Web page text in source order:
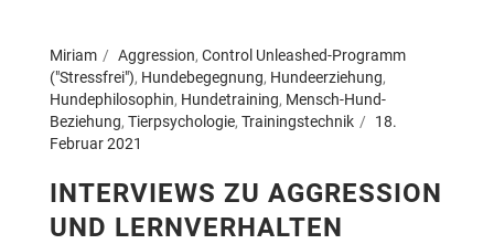
Miriam Aggression, Control Unleashed-Programm
("Stressfrei"), Hundebegegnung, Hundeerziehung,
Hundephilosophin, Hundetraining, Mensch-Hund-
Beziehung, Tierpsychologie, Trainingstechnik
18.
Februar 2021
INTERVIEWS ZU AGGRESSION
UND LERNVERHALTEN